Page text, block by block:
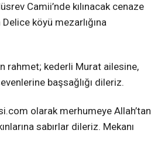
Camii’nde kılınacak cenaze
Delice köyü mezarlığına
rahmet; kederli Murat ailesine,
başsağlığı dileriz.
olarak merhumeye Allah’tan
sabırlar dileriz. Mekanı